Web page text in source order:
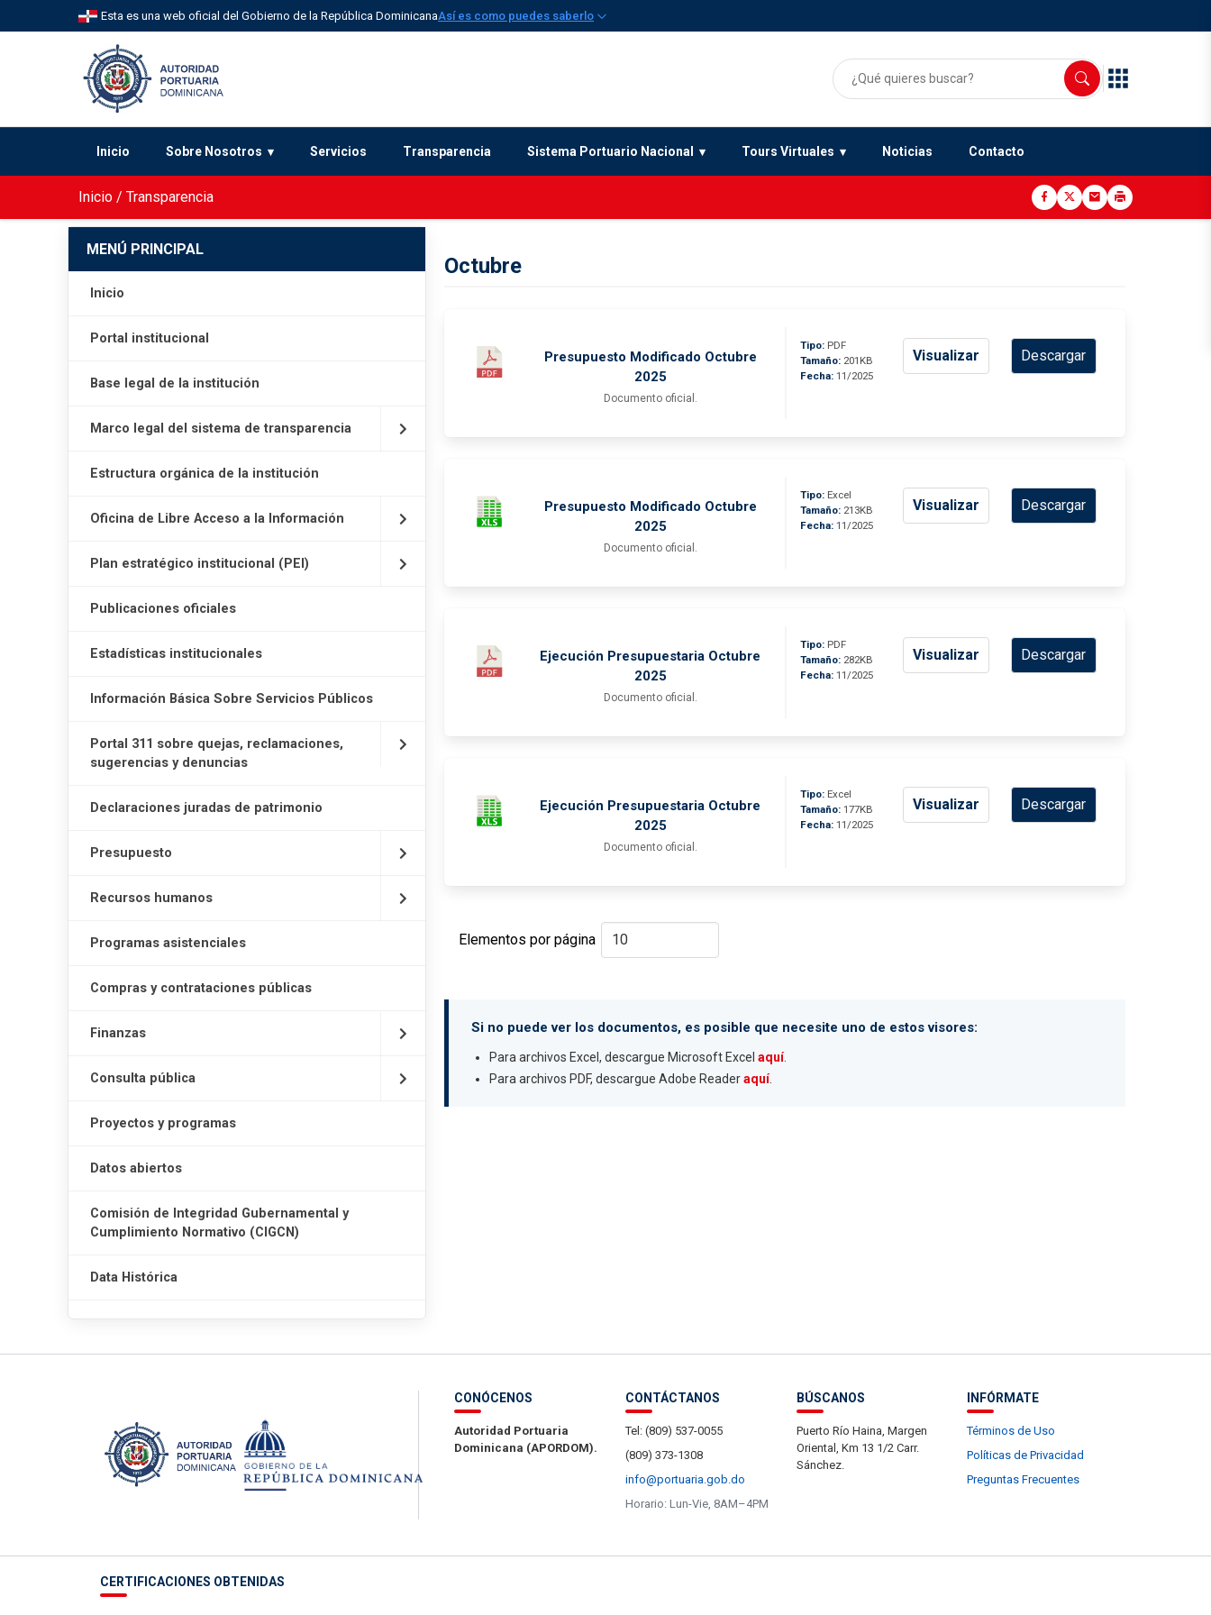
Esta es una web oficial del Gobierno de la República DominicanaAsí es como puedes saberlo
Inicio Sobre Nosotros Servicios Transparencia Sistema Portuario Nacional Tours Virtuales Noticias Contacto
Inicio / Transparencia
MENÚ PRINCIPAL
Inicio
Portal institucional
Base legal de la institución
Marco legal del sistema de transparencia
Estructura orgánica de la institución
Oficina de Libre Acceso a la Información
Plan estratégico institucional (PEI)
Publicaciones oficiales
Estadísticas institucionales
Información Básica Sobre Servicios Públicos
Portal 311 sobre quejas, reclamaciones,
sugerencias y denuncias
Declaraciones juradas de patrimonio
Presupuesto
Recursos humanos
Programas asistenciales
Compras y contrataciones públicas
Finanzas
Consulta pública
Proyectos y programas
Datos abiertos
Comisión de Integridad Gubernamental y
Cumplimiento Normativo (CIGCN)
Data Histórica
Octubre
Presupuesto Modificado Octubre
2025
Documento oficial.
Tipo: PDF
Tamaño: 201KB
Fecha: 11/2025
Visualizar Descargar
Presupuesto Modificado Octubre
2025
Documento oficial.
Tipo: Excel
Tamaño: 213KB
Fecha: 11/2025
Visualizar Descargar
Ejecución Presupuestaria Octubre
2025
Documento oficial.
Tipo: PDF
Tamaño: 282KB
Fecha: 11/2025
Visualizar Descargar
Ejecución Presupuestaria Octubre
2025
Documento oficial.
Tipo: Excel
Tamaño: 177KB
Fecha: 11/2025
Visualizar Descargar
Elementos por página
Si no puede ver los documentos, es posible que necesite uno de estos visores:
Para archivos Excel, descargue Microsoft Excel aquí.
Para archivos PDF, descargue Adobe Readeraquí.
CONÓCENOS
Autoridad Portuaria
Dominicana (APORDOM).
CONTÁCTANOS
Tel: (809) 537-0055
(809) 373-1308
info@portuaria.gob.do
Horario: Lun-Vie, 8AM–4PM
BÚSCANOS
Puerto Río Haina, Margen
Oriental, Km 13 1/2 Carr.
Sánchez.
INFÓRMATE
Términos de Uso
Políticas de Privacidad
Preguntas Frecuentes
CERTIFICACIONES OBTENIDAS